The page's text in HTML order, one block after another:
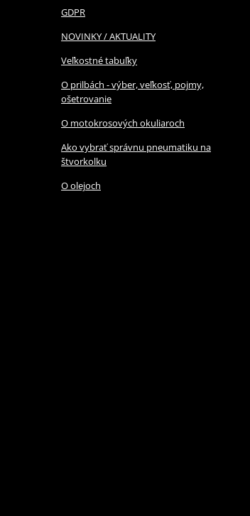
GDPR
NOVINKY / AKTUALITY
Veľkostné tabuľky
O prilbách - výber, veľkosť, pojmy,
ošetrovanie
O motokrosových okuliaroch
Ako vybrať správnu pneumatiku na
štvorkolku
O olejoch